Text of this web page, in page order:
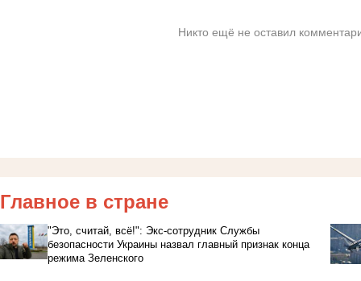
Никто ещё не оставил
Главное в стране
"Это, считай, всё!": Экс-сотрудник Службы
безопасности Украины назвал главный признак конца
режима Зеленского